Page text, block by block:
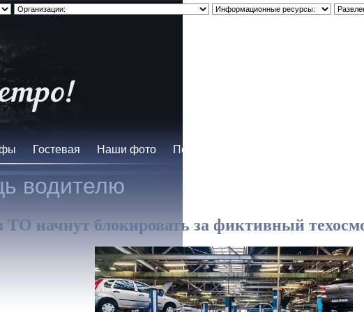
Гостевая Наши фото Помощь водителю
водителю
ТО начнут блокировать за фиктивный